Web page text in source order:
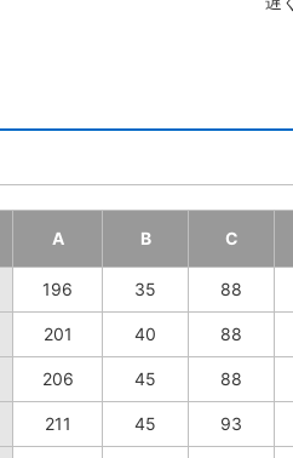
A B C
196 35 88
201 40 88
206 45 88
211 45 93